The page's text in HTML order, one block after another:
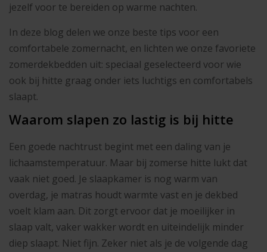
jezelf voor te bereiden op warme nachten.
In deze blog delen we onze beste tips voor een
comfortabele zomernacht, en lichten we onze favoriete
zomerdekbedden uit: speciaal geselecteerd voor wie
ook bij hitte graag onder iets luchtigs en comfortabels
slaapt.
Waarom slapen zo lastig is bij hitte
Een goede nachtrust begint met een daling van je
lichaamstemperatuur. Maar bij zomerse hitte lukt dat
vaak niet goed. Je slaapkamer is nog warm van
overdag, je matras houdt warmte vast en je dekbed
voelt klam aan. Dit zorgt ervoor dat je moeilijker in
slaap valt, vaker wakker wordt en uiteindelijk minder
diep slaapt. Niet fijn. Zeker niet als je de volgende dag